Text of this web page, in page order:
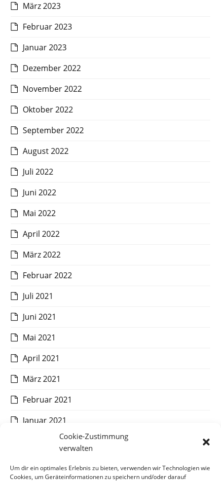
Cookie-Zustimmung
verwalten
Um dir ein optimales Erlebnis zu bieten, verwenden wir Technologien wie
Cookies, um Geräteinformationen zu speichern und/oder darauf
März 2023
Februar 2023
Januar 2023
Dezember 2022
November 2022
Oktober 2022
September 2022
August 2022
Juli 2022
Juni 2022
Mai 2022
April 2022
März 2022
Februar 2022
Juli 2021
Juni 2021
Mai 2021
April 2021
März 2021
Februar 2021
Januar 2021
Dezember 2020